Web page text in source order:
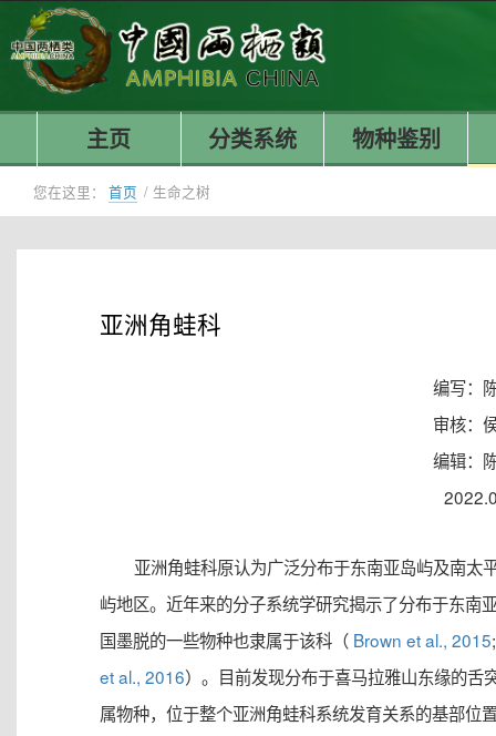
主页 分类系统 物种鉴别
您在这里： 首页 / 生命之树
亚洲角蛙科
编写：
审核：
编辑：
亚洲角蛙科原认为广泛分布于东南亚岛屿及南太
屿地区。近年来的分子系统学研究揭示了分布于东南
国墨脱的一些物种也隶属于该科（ Brown et al., 2015
et al., 2016）。目前发现分布于喜马拉雅山东缘的舌
属物种，位于整个亚洲角蛙科系统发育关系的基部位